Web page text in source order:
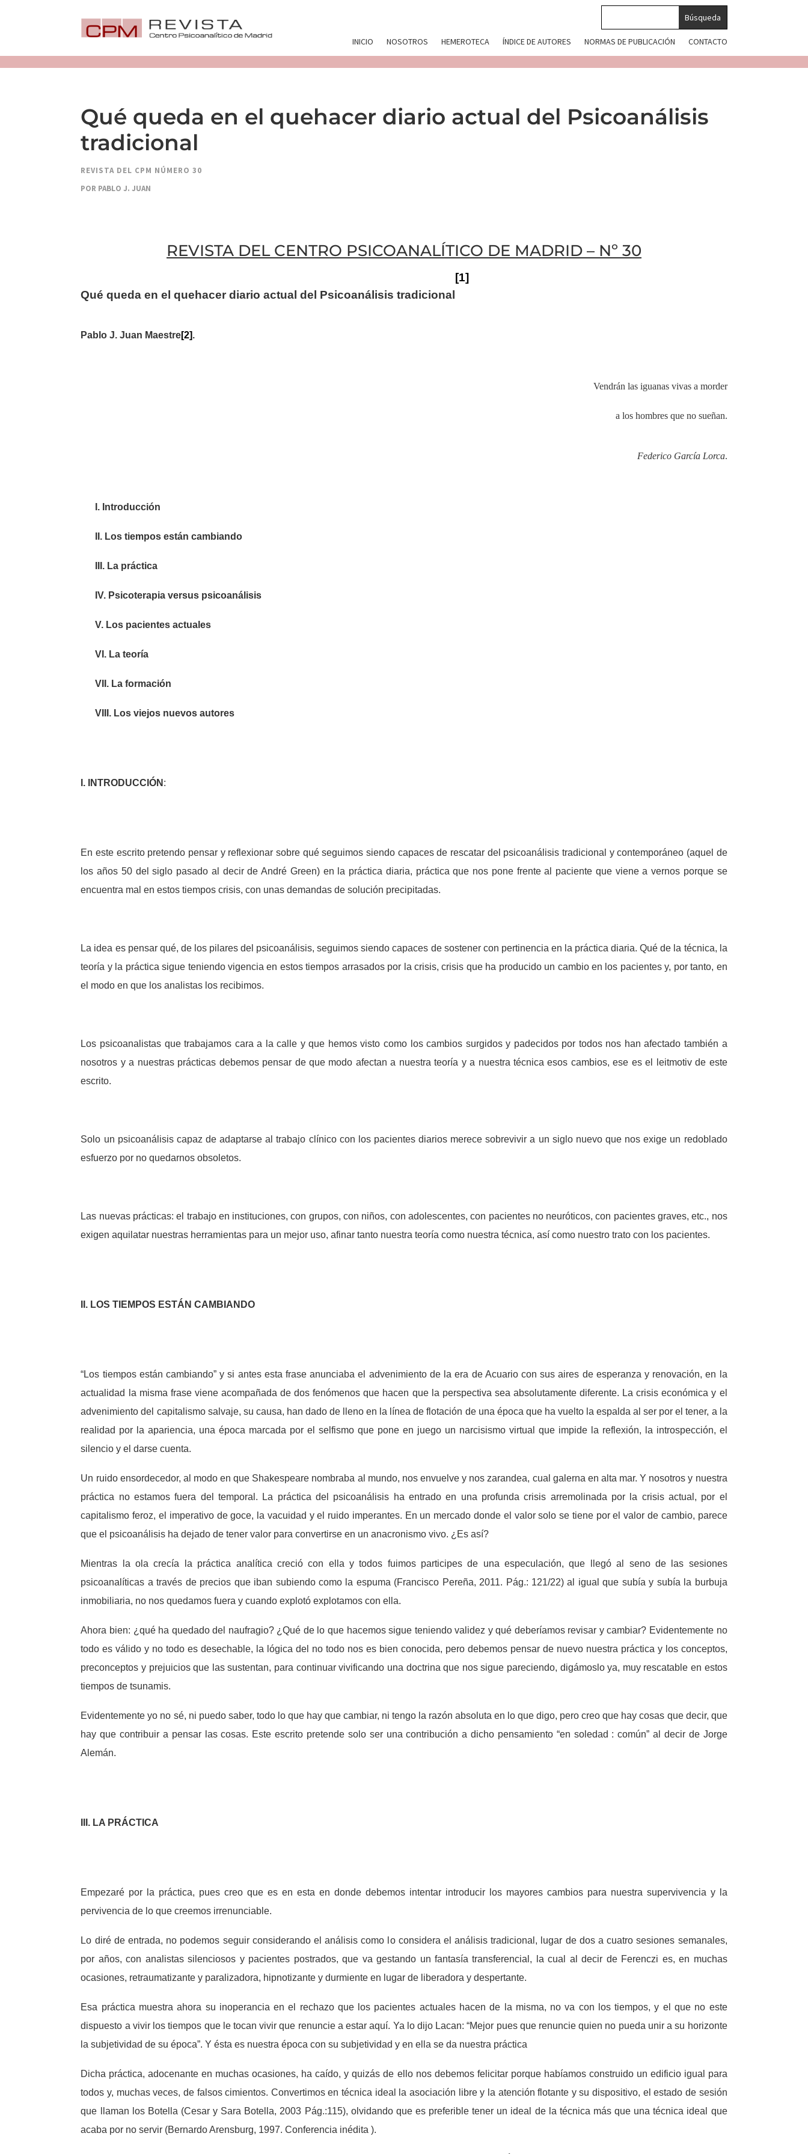
INICIO NOSOTROS HEMEROTECA ÍNDICE DE AUTORES NORMAS DE PUBLICACIÓN CONTACTO
Qué queda en el quehacer diario actual del Psicoanálisis
tradicional
REVISTA DEL CPM NÚMERO 30
POR PABLO J. JUAN
REVISTA DEL CENTRO PSICOANALÍTICO DE MADRID – Nº 30
Qué queda en el quehacer diario actual del Psicoanálisis tradicional
[1]
Pablo J. Juan Maestre[2].
Vendrán las iguanas vivas a morder
a los hombres que no sueñan.
Federico García Lorca.
I. Introducción
II. Los tiempos están cambiando
III. La práctica
IV. Psicoterapia versus psicoanálisis
V. Los pacientes actuales
VI. La teoría
VII. La formación
VIII. Los viejos nuevos autores
I. INTRODUCCIÓN :
En este escrito pretendo pensar y reflexionar sobre qué seguimos siendo capaces de rescatar del psicoanálisis tradicional y contemporáneo (aquel de
los años 50 del siglo pasado al decir de André Green) en la práctica diaria, práctica que nos pone frente al paciente que viene a vernos porque se
encuentra mal en estos tiempos crisis, con unas demandas de solución precipitadas.
La idea es pensar qué, de los pilares del psicoanálisis, seguimos siendo capaces de sostener con pertinencia en la práctica diaria. Qué de la técnica, la
teoría y la práctica sigue teniendo vigencia en estos tiempos arrasados por la crisis, crisis que ha producido un cambio en los pacientes y, por tanto, en
el modo en que los analistas los recibimos.
Los psicoanalistas que trabajamos cara a la calle y que hemos visto como los cambios surgidos y padecidos por todos nos han afectado también a
nosotros y a nuestras prácticas debemos pensar de que modo afectan a nuestra teoría y a nuestra técnica esos cambios, ese es el leitmotiv de este
escrito.
Solo un psicoanálisis capaz de adaptarse al trabajo clínico con los pacientes diarios merece sobrevivir a un siglo nuevo que nos exige un redoblado
esfuerzo por no quedarnos obsoletos.
Las nuevas prácticas: el trabajo en instituciones, con grupos, con niños, con adolescentes, con pacientes no neuróticos, con pacientes graves, etc., nos
exigen aquilatar nuestras herramientas para un mejor uso, afinar tanto nuestra teoría como nuestra técnica, así como nuestro trato con los pacientes.
II. LOS TIEMPOS ESTÁN CAMBIANDO
“Los tiempos están cambiando” y si antes esta frase anunciaba el advenimiento de la era de Acuario con sus aires de esperanza y renovación, en la
actualidad la misma frase viene acompañada de dos fenómenos que hacen que la perspectiva sea absolutamente diferente. La crisis económica y el
advenimiento del capitalismo salvaje, su causa, han dado de lleno en la línea de flotación de una época que ha vuelto la espalda al ser por el tener, a la
realidad por la apariencia, una época marcada por el selfismo que pone en juego un narcisismo virtual que impide la reflexión, la introspección, el
silencio y el darse cuenta.
Un ruido ensordecedor, al modo en que Shakespeare nombraba al mundo, nos envuelve y nos zarandea, cual galerna en alta mar. Y nosotros y nuestra
práctica no estamos fuera del temporal. La práctica del psicoanálisis ha entrado en una profunda crisis arremolinada por la crisis actual, por el
capitalismo feroz, el imperativo de goce, la vacuidad y el ruido imperantes. En un mercado donde el valor solo se tiene por el valor de cambio, parece
que el psicoanálisis ha dejado de tener valor para convertirse en un anacronismo vivo. ¿Es así?
Mientras la ola crecía la práctica analítica creció con ella y todos fuimos participes de una especulación, que llegó al seno de las sesiones
psicoanalíticas a través de precios que iban subiendo como la espuma (Francisco Pereña, 2011. Pág.: 121/22) al igual que subía y subía la burbuja
inmobiliaria, no nos quedamos fuera y cuando explotó explotamos con ella.
Ahora bien: ¿qué ha quedado del naufragio? ¿Qué de lo que hacemos sigue teniendo validez y qué deberíamos revisar y cambiar? Evidentemente no
todo es válido y no todo es desechable, la lógica del no todo nos es bien conocida, pero debemos pensar de nuevo nuestra práctica y los conceptos,
preconceptos y prejuicios que las sustentan, para continuar vivificando una doctrina que nos sigue pareciendo, digámoslo ya, muy rescatable en estos
tiempos de tsunamis.
Evidentemente yo no sé, ni puedo saber, todo lo que hay que cambiar, ni tengo la razón absoluta en lo que digo, pero creo que hay cosas que decir, que
hay que contribuir a pensar las cosas. Este escrito pretende solo ser una contribución a dicho pensamiento “en soledad : común” al decir de Jorge
Alemán.
III. LA PRÁCTICA
Empezaré por la práctica, pues creo que es en esta en donde debemos intentar introducir los mayores cambios para nuestra supervivencia y la
pervivencia de lo que creemos irrenunciable.
Lo diré de entrada, no podemos seguir considerando el análisis como lo considera el análisis tradicional, lugar de dos a cuatro sesiones semanales,
por años, con analistas silenciosos y pacientes postrados, que va gestando un fantasía transferencial, la cual al decir de Ferenczi es, en muchas
ocasiones, retraumatizante y paralizadora, hipnotizante y durmiente en lugar de liberadora y despertante.
Esa práctica muestra ahora su inoperancia en el rechazo que los pacientes actuales hacen de la misma, no va con los tiempos, y el que no este
dispuesto a vivir los tiempos que le tocan vivir que renuncie a estar aquí. Ya lo dijo Lacan: “Mejor pues que renuncie quien no pueda unir a su horizonte
la subjetividad de su época”. Y ésta es nuestra época con su subjetividad y en ella se da nuestra práctica
Dicha práctica, adocenante en muchas ocasiones, ha caído, y quizás de ello nos debemos felicitar porque habíamos construido un edificio igual para
todos y, muchas veces, de falsos cimientos. Convertimos en técnica ideal la asociación libre y la atención flotante y su dispositivo, el estado de sesión
que llaman los Botella (Cesar y Sara Botella, 2003 Pág.:115), olvidando que es preferible tener un ideal de la técnica más que una técnica ideal que
acaba por no servir (Bernardo Arensburg, 1997. Conferencia inédita ).